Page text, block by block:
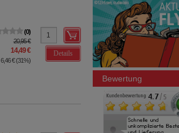
0
20,95 €
14,49 €
6,46 €(31%)
Details
Bewertung